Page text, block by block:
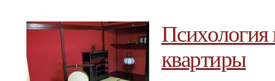
Психология
квартиры